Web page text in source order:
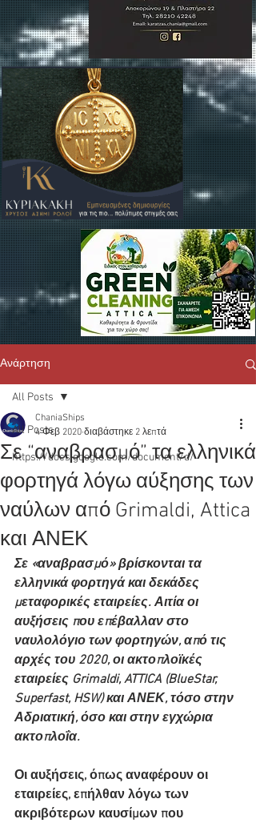
Ανάρτηση
All Posts
https://docs.google.com/document/d/
All Posts
Σε “αναβρασμό” τα ελληνικά
φορτηγά λόγω αύξησης των
ναύλων από Grimaldi, Attica
και ΑΝΕΚ
ChaniaShips
4 Φεβ 2020 διαβάστηκε 2 λεπτά
Σε «αναβρασμό» βρίσκονται τα
ελληνικά φορτηγά και δεκάδες
μεταφορικές εταιρείες. Αιτία οι
αυξήσεις που επέβαλλαν στο
ναυλολόγιο των φορτηγών, από τις
αρχές του 2020, οι ακτοπλοϊκές
εταιρείες Grimaldi, ATTICA (BlueStar,
Superfast, HSW) και ΑΝΕΚ, τόσο στην
Αδριατική, όσο και στην εγχώρια
ακτοπλοΐα.
Οι αυξήσεις, όπως αναφέρουν οι
εταιρείες, επήλθαν λόγω των
ακριβότερων καυσίμων που